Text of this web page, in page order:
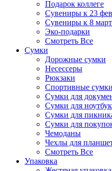
Подарок коллеге
Сувениры к 23
Сувениры к 8
Эко-подарки
Смотреть Все
Сумки
Дорожные сумки
Несессеры
Рюкзаки
Спортивные сумки
Сумки для
Сумки для
Сумки для
Сумки для
Чемоданы
Чехлы для
Смотреть Все
Упаковка